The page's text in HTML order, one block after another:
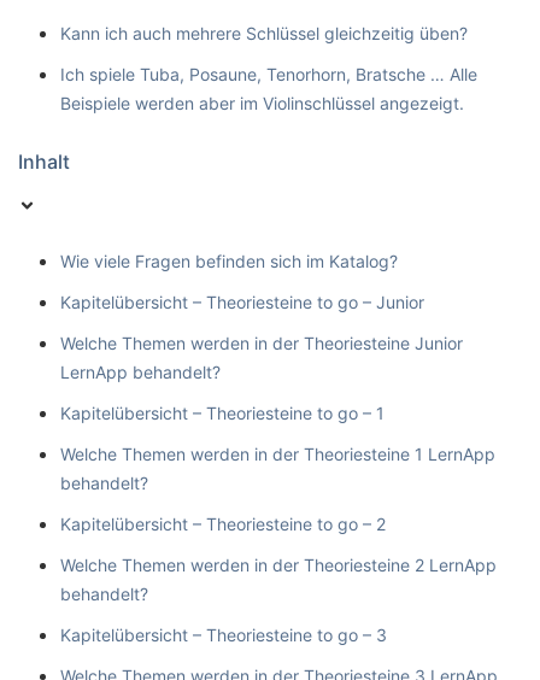
Kann ich auch mehrere Schlüssel gleichzeitig üben?
Ich spiele Tuba, Posaune, Tenorhorn, Bratsche … Alle
Beispiele werden aber im Violinschlüssel angezeigt.
Inhalt
Wie viele Fragen befinden sich im Katalog?
Kapitelübersicht – Theoriesteine to go – Junior
Welche Themen werden in der Theoriesteine Junior
LernApp behandelt?
Kapitelübersicht – Theoriesteine to go – 1
Welche Themen werden in der Theoriesteine 1 LernApp
behandelt?
Kapitelübersicht – Theoriesteine to go – 2
Welche Themen werden in der Theoriesteine 2 LernApp
behandelt?
Kapitelübersicht – Theoriesteine to go – 3
Welche Themen werden in der Theoriesteine 3 LernApp